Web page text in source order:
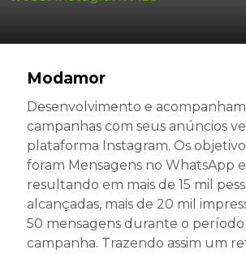
Modamor
Desenvolvimento e
campanhas com seus anúncios
plataforma Instagram. Os
foram Mensagens no WhatsApp
resultando em mais de 15 mil
alcançadas, mais de 20 mil
50 mensagens durante o
campanha. Trazendo assim um